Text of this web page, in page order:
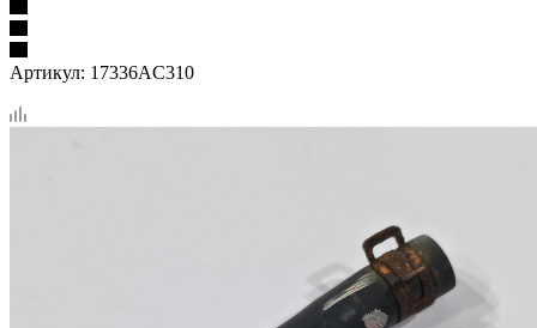
Артикул: 17336AC310